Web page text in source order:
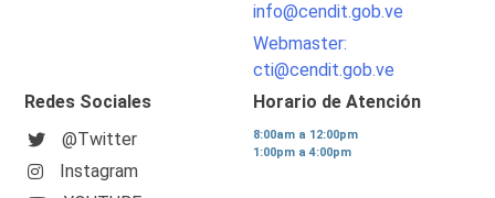
info@cendit.gob.ve
Webmaster:
cti@cendit.gob.ve
Redes Sociales
@Twitter
Instagram
Horario de Atención
8:00am a 12:00pm
1:00pm a 4:00pm